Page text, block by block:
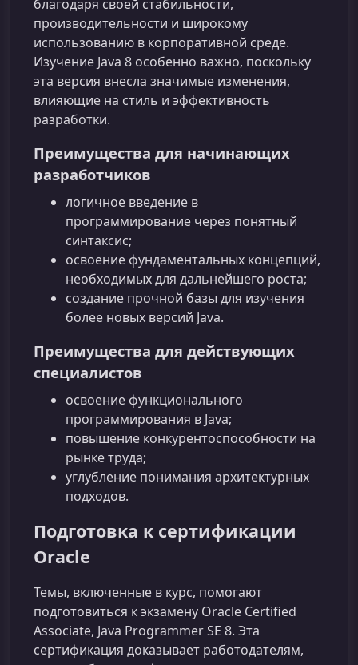
благодаря своей стабильности,
производительности и широкому
использованию в корпоративной среде.
Изучение Java 8 особенно важно, поскольку
эта версия внесла значимые изменения,
влияющие на стиль и эффективность
разработки.
Преимущества для начинающих
разработчиков
логичное введение в
программирование через понятный
синтаксис;
освоение фундаментальных концепций,
необходимых для дальнейшего роста;
создание прочной базы для изучения
более новых версий Java.
Преимущества для действующих
специалистов
освоение функционального
программирования в Java;
повышение конкурентоспособности на
рынке труда;
углубление понимания архитектурных
подходов.
Подготовка к сертификации
Oracle
Темы, включенные в курс, помогают
подготовиться к экзамену Oracle Certified
Associate, Java Programmer SE 8. Эта
сертификация доказывает работодателям,